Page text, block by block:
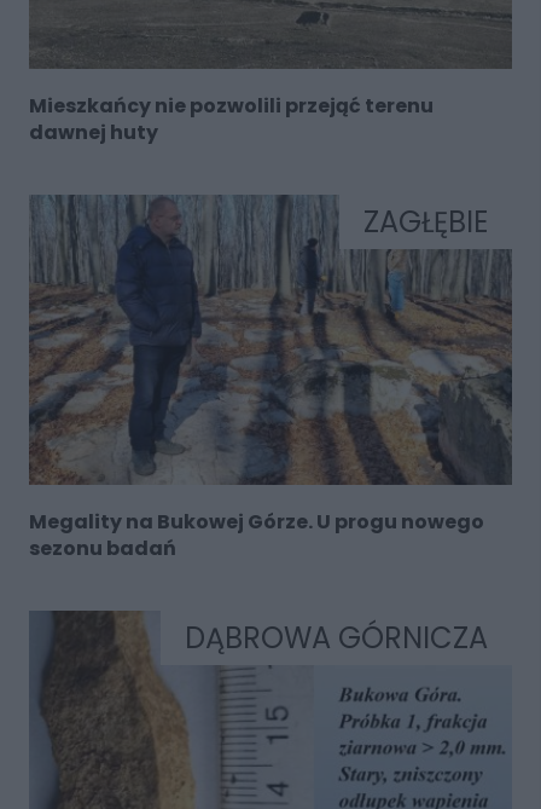
Mieszkańcy nie pozwolili przejąć terenu
dawnej huty
ZAGŁĘBIE
Megality na Bukowej Górze. U progu nowego
sezonu badań
DĄBROWA GÓRNICZA